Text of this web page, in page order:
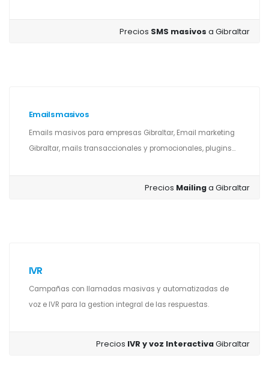
Precios SMS masivosa Gibraltar
Emails masivos
Emails masivos para empresas Gibraltar, Email marketing
Gibraltar, mails transaccionales y promocionales, plugins...
Precios Mailinga Gibraltar
IVR
Campañas con llamadas masivas y automatizadas de
voz e IVR para la gestion integral de las respuestas.
Precios IVR y voz InteractivaGibraltar